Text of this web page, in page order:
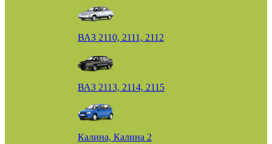
ВАЗ 2110, 2111, 2112
ВАЗ 2113, 2114, 2115
Калина, Калина 2